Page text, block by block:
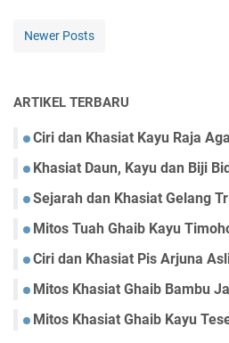
Newer Posts
ARTIKEL TERBARU
Ciri dan Khasiat Kayu Raja
Khasiat Daun, Kayu dan Biji
Sejarah dan Khasiat Gelang
Mitos Tuah Ghaib Kayu
Ciri dan Khasiat Pis Arjuna
Mitos Khasiat Ghaib Bambu
Mitos Khasiat Ghaib Kayu